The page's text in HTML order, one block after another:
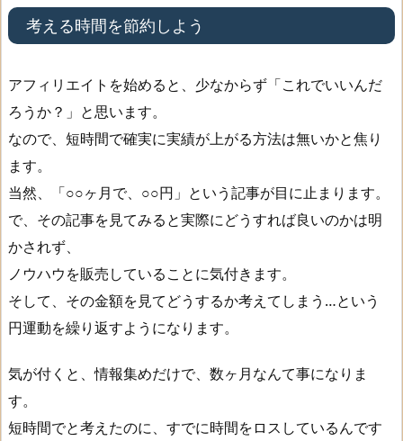
考
え
る
時
間
を
節
約
し
よ
う
2
情
商
考える時間を節約しよう
アフィリエイトを始めると、少なからず「これでいいんだ
ろうか？」と思います。
なので、短時間で確実に実績が上がる方法は無いかと焦り
ます。
当然、「○○ヶ月で、○○円」という記事が目に止まります。
で、その記事を見てみると実際にどうすれば良いのかは明
かされず、
ノウハウを販売していることに気付きます。
そして、その金額を見てどうするか考えてしまう…という
円運動を繰り返すようになります。
気が付くと、情報集めだけで、数ヶ月なんて事になりま
す。
短時間でと考えたのに、すでに時間をロスしているんです